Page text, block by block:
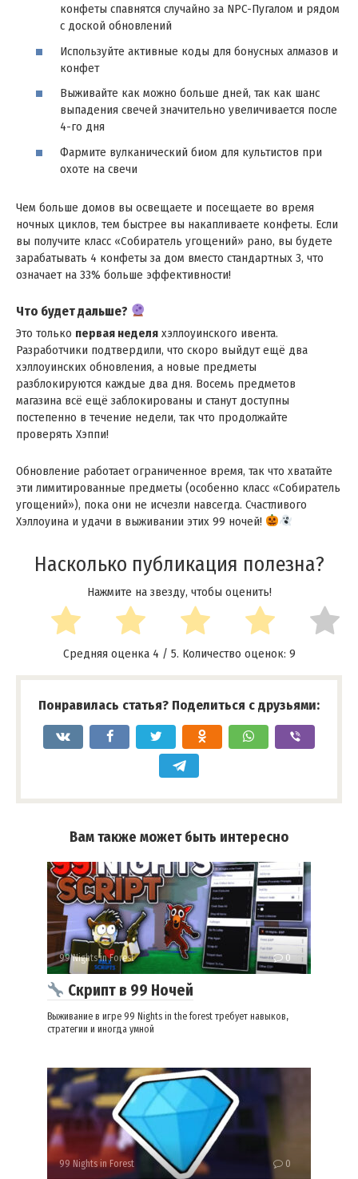
конфеты спавнятся случайно за NPC-Пугалом и рядом
с доской обновлений
Используйте активные коды для бонусных алмазов и
конфет​
Выживайте как можно больше дней, так как шанс
выпадения свечей значительно увеличивается после
4-го дня
Фармите вулканический биом для культистов при
охоте на свечи
Чем больше домов вы освещаете и посещаете во время
ночных циклов, тем быстрее вы накапливаете конфеты. Если
вы получите класс «Собиратель угощений» рано, вы будете
зарабатывать 4 конфеты за дом вместо стандартных 3, что
означает на 33% больше эффективности! ​
Что будет дальше?
Это только первая неделя хэллоуинского ивента.
Разработчики подтвердили, что скоро выйдут ещё два
хэллоуинских обновления, а новые предметы
разблокируются каждые два дня. Восемь предметов
магазина всё ещё заблокированы и станут доступны
постепенно в течение недели, так что продолжайте
проверять Хэппи! ​
Обновление работает ограниченное время, так что хватайте
эти лимитированные предметы (особенно класс «Собиратель
угощений»), пока они не исчезли навсегда. Счастливого
Хэллоуина и удачи в выживании этих 99 ночей!
Насколько публикация полезна?
Нажмите на звезду, чтобы оценить!
Средняя оценка 4 / 5. Количество оценок: 9
Понравилась статья? Поделиться с друзьями:
Вам также может быть интересно
99 Nights in Forest 0
Cкрипт в 99 Ночей
Выживание в игре 99 Nights in the forest требует навыков,
стратегии и иногда умной
99 Nights in Forest 0